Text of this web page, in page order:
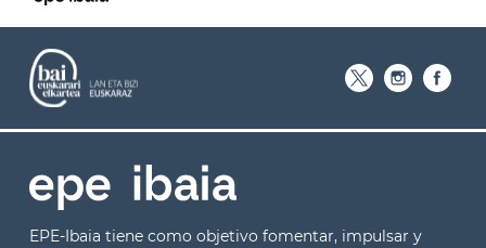
EPE-Ibaia tiene como objetivo fomentar, impulsar y